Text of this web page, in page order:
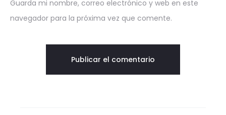
Guarda mi nombre, correo electrónico y web en este
navegador para la próxima vez que comente.